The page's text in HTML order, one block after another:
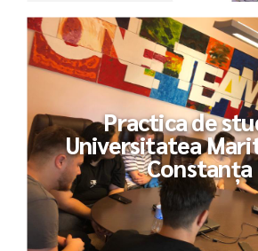
Practica de
Universitatea
Constanța